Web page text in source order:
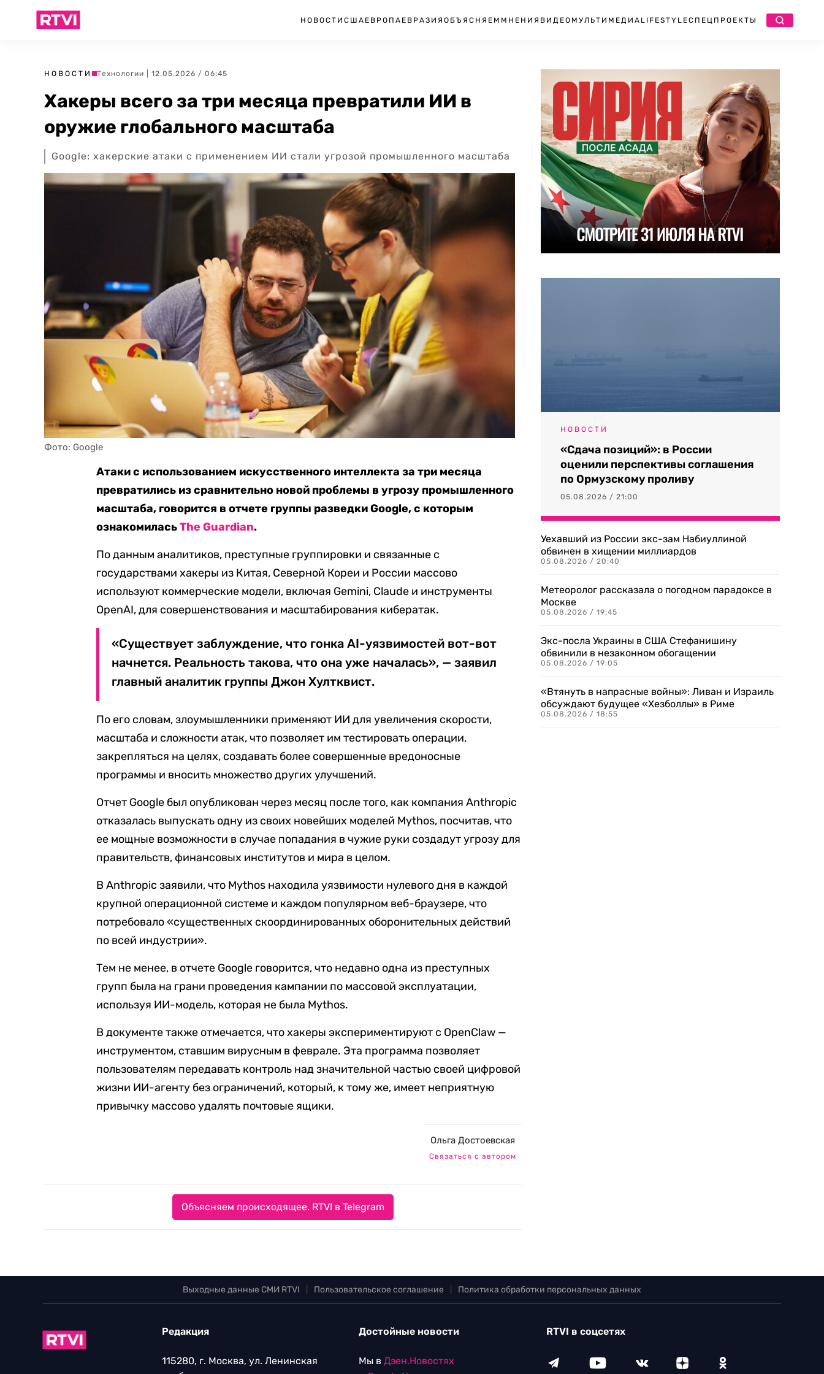
НОВОСТИ США ЕВРОПА ЕВРАЗИЯ ОБЪЯСНЯЕМ МНЕНИЯ ВИДЕО МУЛЬТИМЕДИА LIFESTYLEСПЕЦПРОЕКТЫ
НОВОСТИ Технологии | 12.05.2026 / 06:45
Хакеры всего за три месяца превратили ИИ в
оружие глобального масштаба
Google: хакерские атаки с применением ИИ стали угрозой промышленного масштаба
Фото: Google
Атаки с использованием искусственного интеллекта за три месяца
превратились из сравнительно новой проблемы в угрозу промышленного
масштаба, говорится в отчете группы разведки Google, с которым
ознакомиласьThe Guardian.
По данным аналитиков, преступные группировки и связанные с
государствами хакеры из Китая, Северной Кореи и России массово
используют коммерческие модели, включая Gemini, Claude и инструменты
OpenAI, для совершенствования и масштабирования кибератак.
«Существует заблуждение, что гонка AI-уязвимостей вот-вот
начнется. Реальность такова, что она уже началась», — заявил
главный аналитик группы Джон Хултквист.
По его словам, злоумышленники применяют ИИ для увеличения скорости,
масштаба и сложности атак, что позволяет им тестировать операции,
закрепляться на целях, создавать более совершенные вредоносные
программы и вносить множество других улучшений.
Отчет Google был опубликован через месяц после того, как компания Anthropic
отказалась выпускать одну из своих новейших моделей Mythos, посчитав, что
ее мощные возможности в случае попадания в чужие руки создадут угрозу для
правительств, финансовых институтов и мира в целом.
В Anthropic заявили, что Mythos находила уязвимости нулевого дня в каждой
крупной операционной системе и каждом популярном веб-браузере, что
потребовало «существенных скоординированных оборонительных действий
по всей индустрии».
Тем не менее, в отчете Google говорится, что недавно одна из преступных
групп была на грани проведения кампании по массовой эксплуатации,
используя ИИ-модель, которая не была Mythos.
В документе также отмечается, что хакеры экспериментируют с OpenClaw —
инструментом, ставшим вирусным в феврале. Эта программа позволяет
пользователям передавать контроль над значительной частью своей цифровой
жизни ИИ-агенту без ограничений, который, к тому же, имеет неприятную
привычку массово удалять почтовые ящики.
Ольга Достоевская
Связаться с автором
Объясняем происходящее. RTVI в Telegram
НОВОСТИ
«Сдача позиций»: в России
оценили перспективы соглашения
по Ормузскому проливу
05.08.2026 / 21:00
Уехавший из России экс-зам Набиуллиной
обвинен в хищении миллиардов
05.08.2026 / 20:40
Метеоролог рассказала о погодном парадоксе в
Москве
05.08.2026 / 19:45
Экс-посла Украины в США Стефанишину
обвинили в незаконном обогащении
05.08.2026 / 19:05
«Втянуть в напрасные войны»: Ливан и Израиль
обсуждают будущее «Хезболлы» в Риме
05.08.2026 / 18:55
Выходные данные СМИ RTVI Пользовательское соглашение Политика обработки персональных данных
Редакция
115280, г. Москва, ул. Ленинская
Достойные новости
Мы в Дзен.Новостях
RTVI в соцсетях